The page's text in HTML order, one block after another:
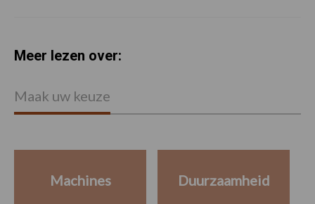
Meer lezen over:
Maak uw keuze
Machines Duurzaamheid